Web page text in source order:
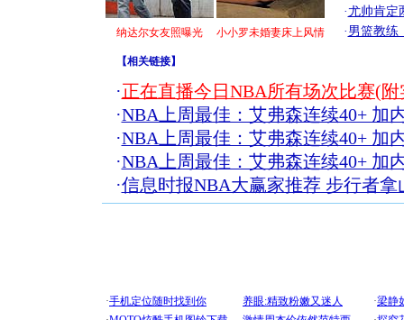
纳达尔女友照曝光 小小罗未婚妻床上风情
·尤帅肯定
· 男篮教练
【相关链接】
· 正在直播今日NBA所有场次比赛(
·NBA上周最佳：艾弗森连续40+ 加
·NBA上周最佳：艾弗森连续40+ 加
·NBA上周最佳：艾弗森连续40+ 加
·信息时报NBA大赢家推荐 步行者拿